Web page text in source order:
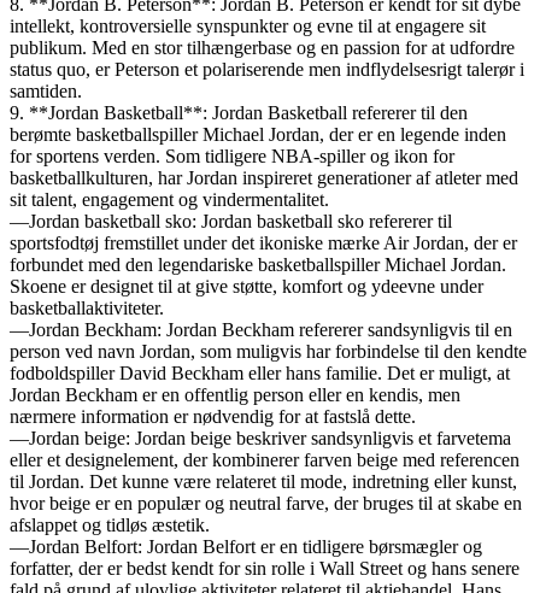
intellekt, kontroversielle synspunkter og evne til at engagere sit
publikum. Med en stor tilhængerbase og en passion for at udfordre
status quo, er Peterson et polariserende men indflydelsesrigt talerør i
samtiden.
9. **Jordan Basketball**: Jordan Basketball refererer til den
berømte basketballspiller Michael Jordan, der er en legende inden
for sportens verden. Som tidligere NBA-spiller og ikon for
basketballkulturen, har Jordan inspireret generationer af atleter med
sit talent, engagement og vindermentalitet.
—Jordan basketball sko: Jordan basketball sko refererer til
sportsfodtøj fremstillet under det ikoniske mærke Air Jordan, der er
forbundet med den legendariske basketballspiller Michael Jordan.
Skoene er designet til at give støtte, komfort og ydeevne under
basketballaktiviteter.
—Jordan Beckham: Jordan Beckham refererer sandsynligvis til en
person ved navn Jordan, som muligvis har forbindelse til den kendte
fodboldspiller David Beckham eller hans familie. Det er muligt, at
Jordan Beckham er en offentlig person eller en kendis, men
nærmere information er nødvendig for at fastslå dette.
—Jordan beige: Jordan beige beskriver sandsynligvis et farvetema
eller et designelement, der kombinerer farven beige med referencen
til Jordan. Det kunne være relateret til mode, indretning eller kunst,
hvor beige er en populær og neutral farve, der bruges til at skabe en
afslappet og tidløs æstetik.
—Jordan Belfort: Jordan Belfort er en tidligere børsmægler og
forfatter, der er bedst kendt for sin rolle i Wall Street og hans senere